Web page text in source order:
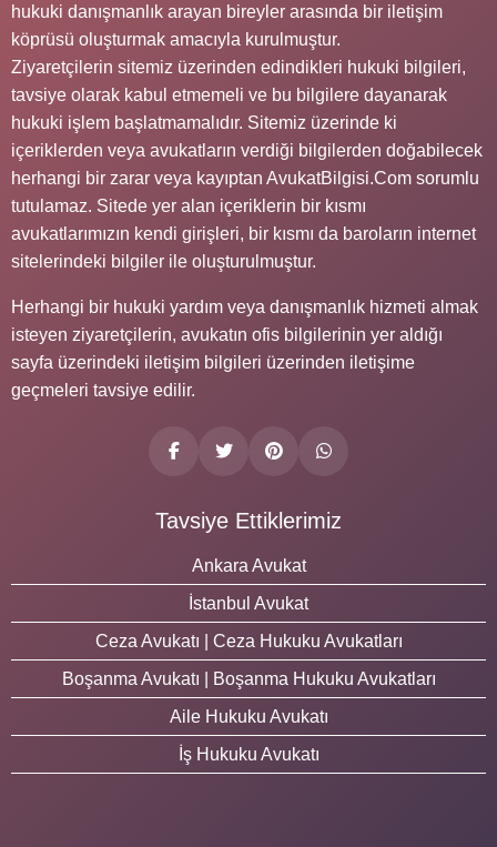
hukuki danışmanlık arayan bireyler arasında bir iletişim
köprüsü oluşturmak amacıyla kurulmuştur.
Ziyaretçilerin sitemiz üzerinden edindikleri hukuki bilgileri,
tavsiye olarak kabul etmemeli ve bu bilgilere dayanarak
hukuki işlem başlatmamalıdır. Sitemiz üzerinde ki
içeriklerden veya avukatların verdiği bilgilerden doğabilecek
herhangi bir zarar veya kayıptan AvukatBilgisi.Com sorumlu
tutulamaz. Sitede yer alan içeriklerin bir kısmı
avukatlarımızın kendi girişleri, bir kısmı da baroların internet
sitelerindeki bilgiler ile oluşturulmuştur.
Herhangi bir hukuki yardım veya danışmanlık hizmeti almak
isteyen ziyaretçilerin, avukatın ofis bilgilerinin yer aldığı
sayfa üzerindeki iletişim bilgileri üzerinden iletişime
geçmeleri tavsiye edilir.
Tavsiye Ettiklerimiz
Ankara Avukat
İstanbul Avukat
Ceza Avukatı | Ceza Hukuku Avukatları
Boşanma Avukatı | Boşanma Hukuku Avukatları
Aile Hukuku Avukatı
İş Hukuku Avukatı